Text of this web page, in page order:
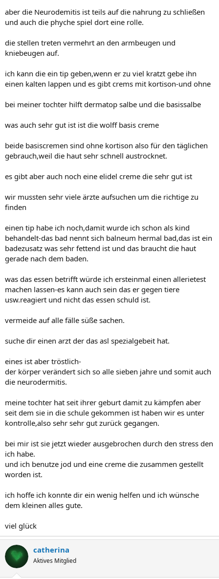
aber die Neurodemitis ist teils auf die nahrung zu schließen
und auch die phyche spiel dort eine rolle.
die stellen treten vermehrt an den armbeugen und
kniebeugen auf.
ich kann die ein tip geben,wenn er zu viel kratzt gebe ihn
einen kalten lappen und es gibt crems mit kortison-und ohne
bei meiner tochter hilft dermatop salbe und die basissalbe
was auch sehr gut ist ist die wolff basis creme
beide basiscremen sind ohne kortison also für den täglichen
gebrauch,weil die haut sehr schnell austrocknet.
es gibt aber auch noch eine elidel creme die sehr gut ist
wir mussten sehr viele ärzte aufsuchen um die richtige zu
finden
einen tip habe ich noch,damit wurde ich schon als kind
behandelt-das bad nennt sich balneum hermal bad,das ist ein
badezusatz was sehr fettend ist und das braucht die haut
gerade nach dem baden.
was das essen betrifft würde ich ersteinmal einen allerietest
machen lassen-es kann auch sein das er gegen tiere
usw.reagiert und nicht das essen schuld ist.
vermeide auf alle fälle süße sachen.
suche dir einen arzt der das asl spezialgebeit hat.
eines ist aber tröstlich-
der körper verändert sich so alle sieben jahre und somit auch
die neurodermitis.
meine tochter hat seit ihrer geburt damit zu kämpfen aber
seit dem sie in die schule gekommen ist haben wir es unter
kontrolle,also sehr sehr gut zurück gegangen.
bei mir ist sie jetzt wieder ausgebrochen durch den stress den
ich habe.
und ich benutze jod und eine creme die zusammen gestellt
worden ist.
ich hoffe ich konnte dir ein wenig helfen und ich wünsche
dem kleinen alles gute.
viel glück
catherina
Aktives Mitglied